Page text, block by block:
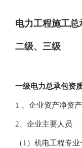
电力工程施工总
二级、三级
一级电力总承包资
1 、企业资产净资产
2、企业主要人员
（1）机电工程专